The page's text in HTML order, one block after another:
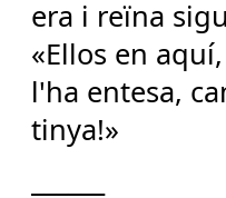
«Ellos en
l'ha entesa,
tinya!»